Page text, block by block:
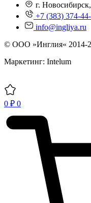
г.
+7 (383) 374-
info@ingliya.ru
© ООО »Инглия« 2014-
Маркетинг: Intelum
0 ₽ 0